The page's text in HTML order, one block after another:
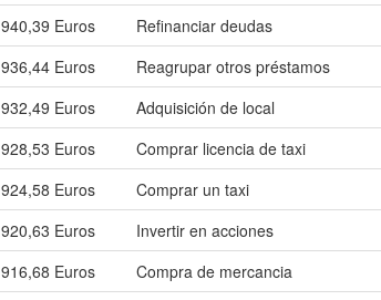
940,39 Euros
Refinanciar deudas
936,44 Euros
Reagrupar otros préstamos
932,49 Euros
Adquisición de local
928,53 Euros
Comprar licencia de taxi
924,58 Euros
Comprar un taxi
920,63 Euros
Invertir en acciones
916,68 Euros Compra de mercancia